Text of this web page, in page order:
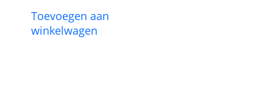
Toevoegen aan
winkelwagen